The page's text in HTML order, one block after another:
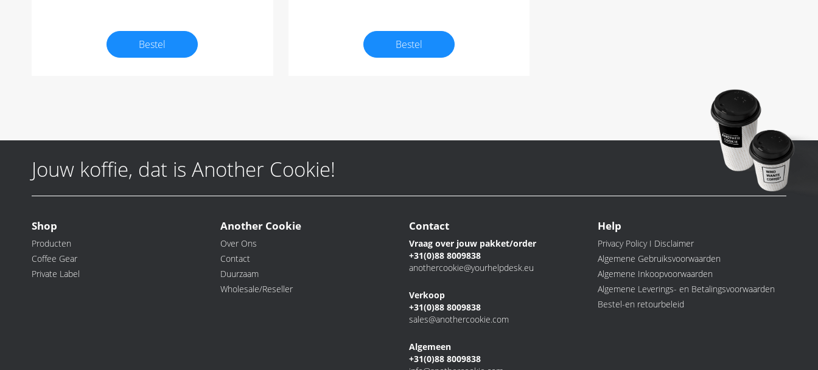
Bestel Bestel
Jouw koffie, dat is Another Cookie!
Shop
Producten
Coffee Gear
Private Label
Another Cookie
Over Ons
Contact
Duurzaam
Wholesale/Reseller
Contact
Vraag over jouw pakket/order
+31(0)88 8009838
anothercookie@yourhelpdesk.eu
Verkoop
+31(0)88 8009838
sales@anothercookie.com
Algemeen
+31(0)88 8009838
Help
Privacy Policy I Disclaimer
Algemene Gebruiksvoorwaarden
Algemene Inkoopvoorwaarden
Algemene Leverings- en Betalingsvoorwaarden
Bestel-en retourbeleid